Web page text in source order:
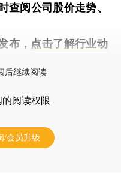
查阅公司股价走势、
布， 点击了解行业动
后继续阅读
阅读权限
/会员升级